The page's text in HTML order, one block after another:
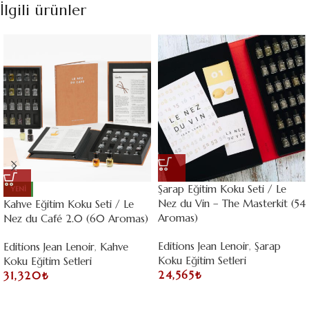
İlgili ürünler
YENI
Kahve Eğitim Koku Seti / Le
Nez du Café 2.0 (60 Aromas)
Editions Jean Lenoir, Kahve
Koku Eğitim Setleri
31,320₺
Şarap Eğitim Koku Seti / Le
Nez du Vin – The Masterkit (54
Aromas)
Editions Jean Lenoir, Şarap
Koku Eğitim Setleri
24,565₺